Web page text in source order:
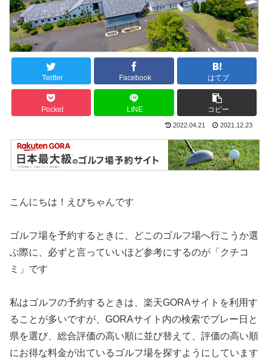
Twitter Facebook はてブ
Pocket LINE コピー
2022.04.21 2021.12.23
こんにちは！えびちゃんです
ゴルフ場を予約するときに、どこのゴルフ場へ行こうか選
ぶ際に、必ずと言っていいほど参考にするのが「クチコ
ミ」です
私はゴルフの予約するときは、楽天GORAサイトを利用す
ることが多いですが、GORAサイト内の検索でプレー日と
県を選び、総合評価の高い順に並び替えて、評価の高い順
にお得な料金が出ているゴルフ場を探すようにしています